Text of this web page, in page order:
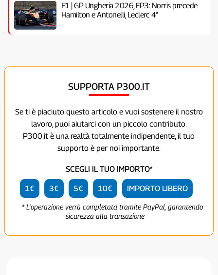
F1 | GP Ungheria 2026, FP3: Norris precede
Hamilton e Antonelli, Leclerc 4°
SUPPORTA P300.IT
Se ti è piaciuto questo articolo e vuoi sostenere il nostro
lavoro, puoi aiutarci con un piccolo contributo.
P300.it è una realtà totalmente indipendente, il tuo
supporto è per noi importante.
SCEGLI IL TUO IMPORTO*
1€ 3€ 5€ 10€ IMPORTO LIBERO
* L'operazione verrà completata tramite PayPal, garantendo
sicurezza alla transazione